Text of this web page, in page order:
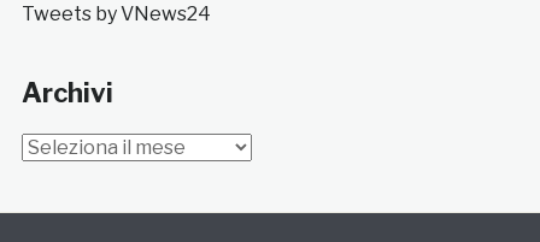
Tweets by VNews24
Archivi
Archivi